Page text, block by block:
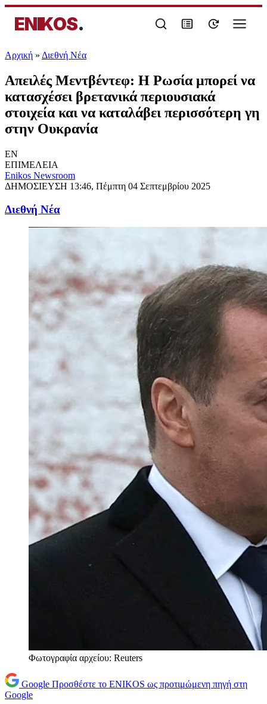
ENIKOS.
Αρχική » Διεθνή Νέα
Απειλές Μεντβέντεφ: Η Ρωσία μπορεί να
κατασχέσει βρετανικά περιουσιακά
στοιχεία και να καταλάβει περισσότερη γη
στην Ουκρανία
EN
ΕΠΙΜΕΛΕΙΑ
Enikos Newsroom
ΔΗΜΟΣΙΕΥΣΗ 13:46, Πέμπτη 04 Σεπτεμβρίου 2025
Διεθνή Νέα
Φωτογραφία αρχείου: Reuters
Google Προσθέστε το ENIKOS ως προτιμώμενη πηγή στη
Google